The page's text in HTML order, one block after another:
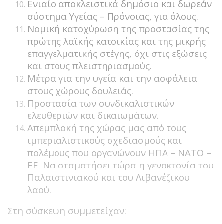
Ενιαίο αποκλειστικά δημόσιο και δωρεάν
σύστημα Υγείας – Πρόνοιας, για όλους.
Νομική κατοχύρωση της προστασίας της
πρώτης λαϊκής κατοικίας και της μικρής
επαγγελματικής στέγης, όχι στις εξώσεις
και στους πλειστηριασμούς.
Μέτρα για την υγεία και την ασφάλεια
στους χώρους δουλειάς.
Προστασία των συνδικαλιστικών
ελευθεριών και δικαιωμάτων.
Απεμπλοκή της χώρας μας από τους
ιμπεριαλιστικούς σχεδιασμούς και
πολέμους που οργανώνουν ΗΠΑ – ΝΑΤΟ –
ΕΕ. Να σταματήσει τώρα η γενοκτονία του
Παλαιστινιακού και του Λιβανέζικου
λαού.
Στη σύσκεψη συμμετείχαν: